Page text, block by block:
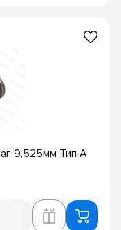
9,525мм Тип A